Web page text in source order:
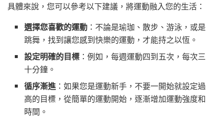
具體來說，您可以參考以下建議，將運動融入您的生活：
選擇您喜歡的運動 ：不論是瑜珈、散步、游泳，或是
跳舞，找到讓您感到快樂的運動，才能持之以恆。
設定明確的目標 ：例如，每週運動四到五次，每次三
十分鐘。
循序漸進 ：如果您是運動新手，不要一開始就設定過
高的目標，從簡單的運動開始，逐漸增加運動強度和
時間。